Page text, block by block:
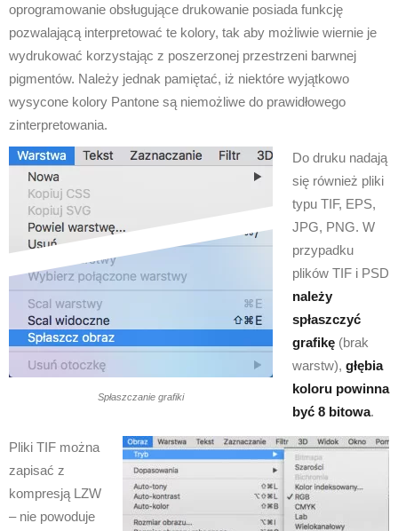
oprogramowanie obsługujące drukowanie posiada funkcję
pozwalającą interpretować te kolory, tak aby możliwie wiernie je
wydrukować korzystając z poszerzonej przestrzeni barwnej
pigmentów. Należy jednak pamiętać, iż niektóre wyjątkowo
wysycone kolory Pantone są niemożliwe do prawidłowego
zinterpretowania.
Spłaszczanie grafiki
Do druku nadają
się również pliki
typu TIF, EPS,
JPG, PNG. W
przypadku
plików TIF i PSD
należy
spłaszczyć
grafikę (brak
warstw), głębia
koloru powinna
być 8 bitowa.
Pliki TIF można
zapisać z
kompresją LZW
– nie powoduje